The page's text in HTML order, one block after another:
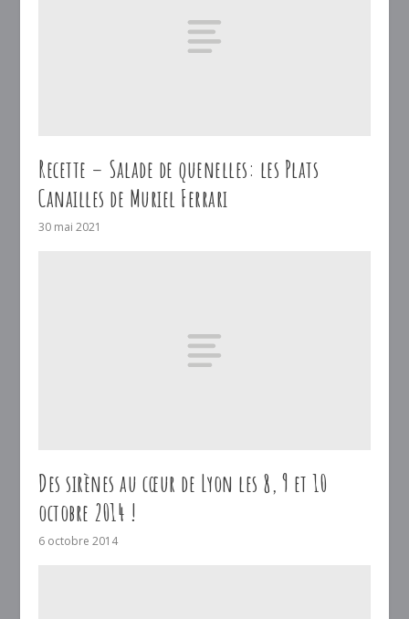
Recette – Salade de quenelles: les Plats
Canailles de Muriel Ferrari
30 mai 2021
Des sirènes au cœur de Lyon les 8, 9 et 10
octobre 2014 !
6 octobre 2014